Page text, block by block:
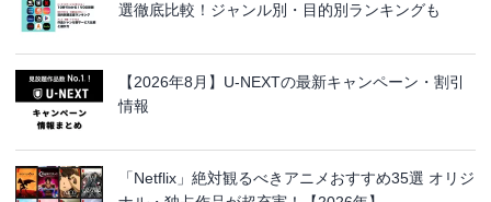
選徹底比較！ジャンル別・目的別ランキングも
【2026年8月】U-NEXTの最新キャンペーン・割引
情報
「Netflix」絶対観るべきアニメおすすめ35選 オリジ